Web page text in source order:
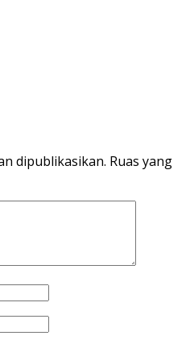
dipublikasikan. Ruas yang